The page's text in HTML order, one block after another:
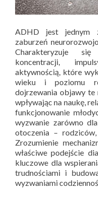
ADHD jest jednym
zaburzeń
Charakteryzuje
koncentracji,
aktywnością, które
wieku i poziomu
dojrzewania objawy te
wpływając na naukę,
funkcjonowanie
wyzwanie zarówno
otoczenia –
Zrozumienie
właściwe podejście
kluczowe dla
trudnościami i
wyzwaniami